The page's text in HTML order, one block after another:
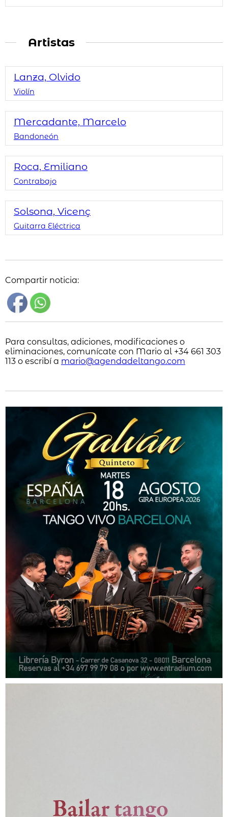
Artistas
Lanza, Olvido
Violín
Mercadante, Marcelo
Bandoneón
Roca, Emiliano
Contrabajo
Solsona, Vicenç
Guitarra Eléctrica
Compartir noticia:
Para consultas, adiciones, modificaciones o
eliminaciones, comunícate con Mario al +34 661 303
113 o escribí a mario@agendadeltango.com